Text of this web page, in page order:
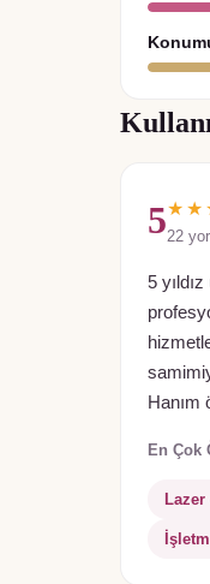
522
5
Hanım
En Çok